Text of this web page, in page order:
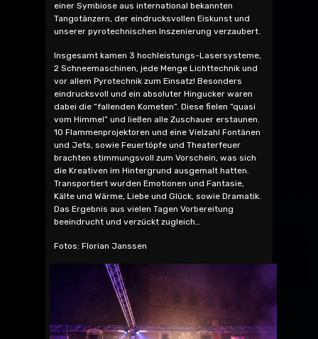
einer Symbiose aus international bekannten
Tangotänzern, der eindrucksvollen Eiskunst und
unserer pyrotechnischen Inszenierung verzaubert.
Insgesamt kamen 3 hochleistungs-Lasersysteme,
2 Schneemaschinen, jede Menge Lichttechnik und
vor allem Pyrotechnik zum Einsatz! Besonders
eindrucksvoll und ein absoluter Hingucker waren
dabei die “fallenden Kometen”. Diese fielen “quasi
vom Himmel” und ließen alle Zuschauer erstaunen.
10 Flammenprojektoren und eine Vielzahl Fontänen
und Jets, sowie Feuertöpfe und Theaterfeuer
brachten stimmungsvoll zum Vorschein, was sich
die Kreativen im Hintergrund ausgemalt hatten.
Transportiert wurden Emotionen und Fantasie,
Kälte und Wärme, Liebe und Glück, sowie Dramatik.
Das Ergebnis aus vielen Tagen Vorbereitung
beeindrucht und verzückt zugleich…
Fotos: Florian Janssen